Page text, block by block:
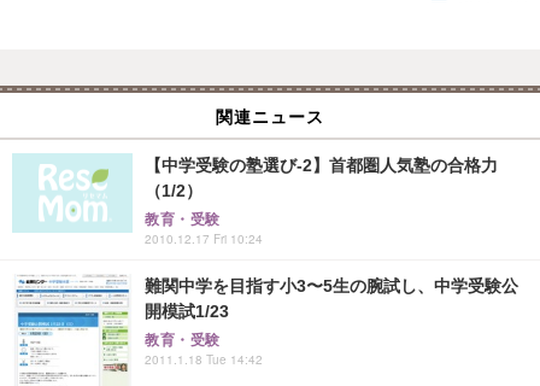
関連ニュース
【中学受験の塾選び-2】首都圏人気塾の合格力
（1/2）
教育・受験
2010.12.17 Fri 10:24
難関中学を目指す小3〜5生の腕試し、中学受験公
開模試1/23
教育・受験
2011.1.18 Tue 14:42